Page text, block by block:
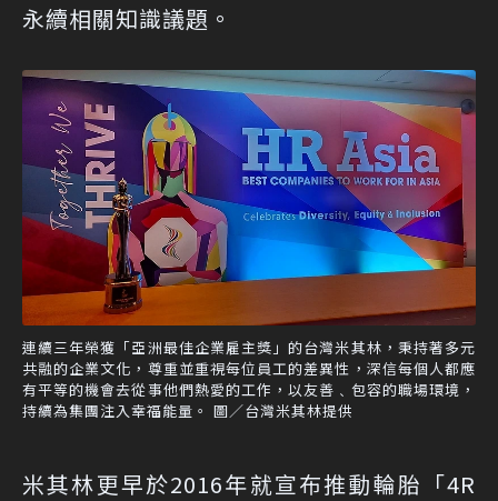
永續相關知識議題。
連續三年榮獲「亞洲最佳企業雇主獎」的台灣米其林，秉持著多元
共融的企業文化，尊重並重視每位員工的差異性，深信每個人都應
有平等的機會去從事他們熱愛的工作，以友善﹑包容的職場環境，
持續為集團注入幸福能量。 圖／台灣米其林提供
米其林更早於2016年就宣布推動輪胎「4R